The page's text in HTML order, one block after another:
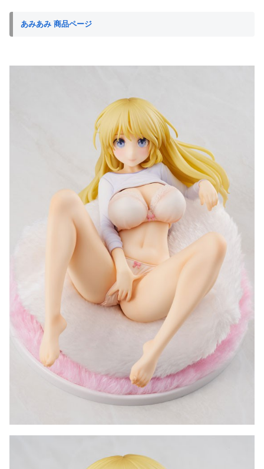
あみあみ 商品ページ